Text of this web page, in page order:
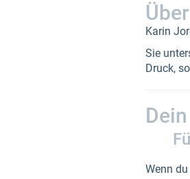
Karin
Sie
Druck,
Wenn